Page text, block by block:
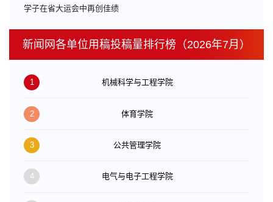
学子在省大运会中再创佳绩
新闻网各单位用稿投稿量排行榜（2026年7月）
1 机械科学与工程学院
2 体育学院
3 公共管理学院
4 电气与电子工程学院